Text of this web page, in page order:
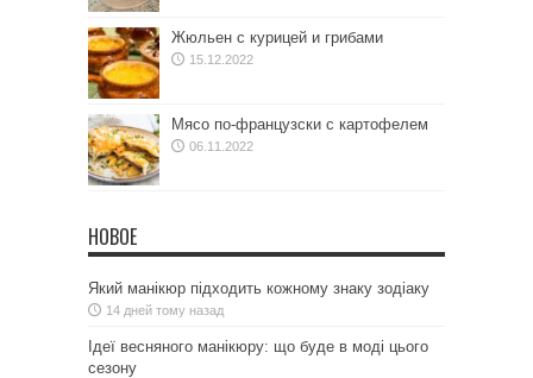
Жюльен с курицей и грибами
15.12.2022
Мясо по-французски с картофелем
06.11.2022
НОВОЕ
Який манікюр підходить кожному знаку зодіаку
14 дней тому назад
Ідеї весняного манікюру: що буде в моді цього
сезону